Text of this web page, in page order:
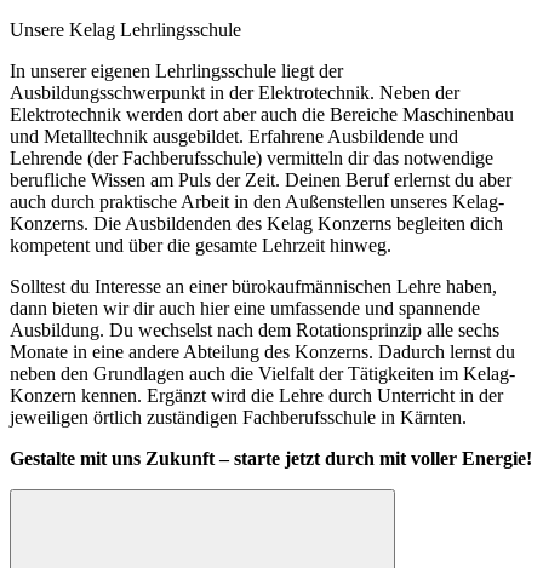
Unsere Kelag Lehrlingsschule
In unserer eigenen Lehrlingsschule liegt der
Ausbildungsschwerpunkt in der Elektrotechnik. Neben der
Elektrotechnik werden dort aber auch die Bereiche Maschinenbau
und Metalltechnik ausgebildet. Erfahrene Ausbildende und
Lehrende (der Fachberufsschule) vermitteln dir das notwendige
berufliche Wissen am Puls der Zeit. Deinen Beruf erlernst du aber
auch durch praktische Arbeit in den Außenstellen unseres Kelag-
Konzerns. Die Ausbildenden des Kelag Konzerns begleiten dich
kompetent und über die gesamte Lehrzeit hinweg.
Solltest du Interesse an einer bürokaufmännischen Lehre haben,
dann bieten wir dir auch hier eine umfassende und spannende
Ausbildung. Du wechselst nach dem Rotationsprinzip alle sechs
Monate in eine andere Abteilung des Konzerns. Dadurch lernst du
neben den Grundlagen auch die Vielfalt der Tätigkeiten im Kelag-
Konzern kennen. Ergänzt wird die Lehre durch Unterricht in der
jeweiligen örtlich zuständigen Fachberufsschule in Kärnten.
Gestalte mit uns Zukunft – starte jetzt durch mit voller Energie!